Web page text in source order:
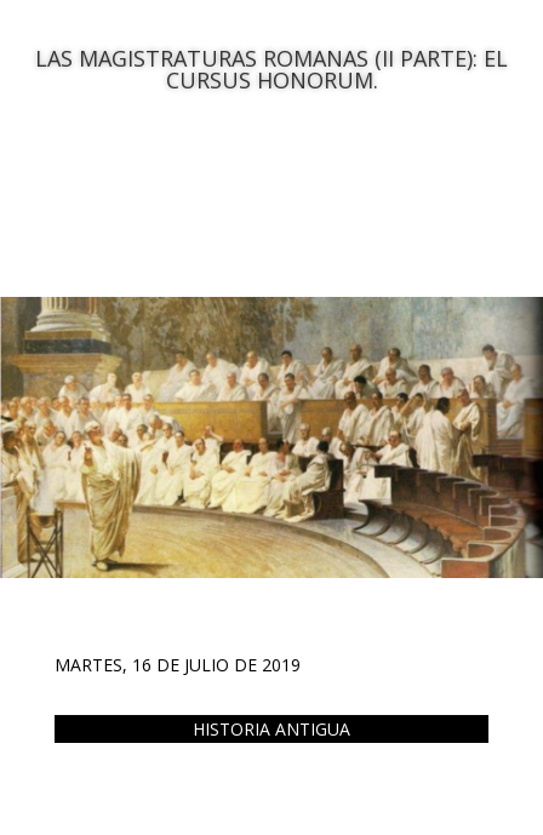
LAS MAGISTRATURAS ROMANAS (II PARTE): EL
CURSUS HONORUM.
MARTES, 16 DE JULIO DE 2019
HISTORIA ANTIGUA